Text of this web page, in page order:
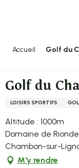
Accueil Golf du
Golf du
LOISIRS SPORTIFS
Altitude : 1000m
Domaine de
Chambon-sur-
M'y rendre